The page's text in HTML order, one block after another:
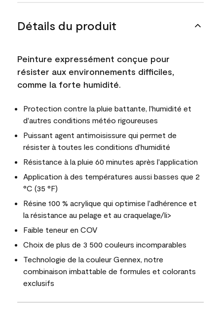
Détails du produit
Peinture expressément conçue pour
résister aux environnements difficiles,
comme la forte humidité.
Protection contre la pluie battante, l'humidité et
d'autres conditions météo rigoureuses
Puissant agent antimoisissure qui permet de
résister à toutes les conditions d'humidité
Résistance à la pluie 60 minutes après l'application
Application à des températures aussi basses que 2
°C (35 °F)
Résine 100 % acrylique qui optimise l'adhérence et
la résistance au pelage et au craquelage/li>
Faible teneur en COV
Choix de plus de 3 500 couleurs incomparables
Technologie de la couleur Gennex, notre
combinaison imbattable de formules et colorants
exclusifs